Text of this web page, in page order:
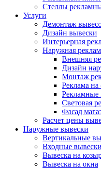
Стеллы
Услуги
Демонтаж
Дизайн вывески
Интерьерная
Наружная
Внешняя
Дизайн
Монтаж
Реклама на
Рекламные
Световая
Фасад
Расчет цены
Наружные вывески
Вертикальные
Входные вывески
Вывеска на
Вывеска на окна